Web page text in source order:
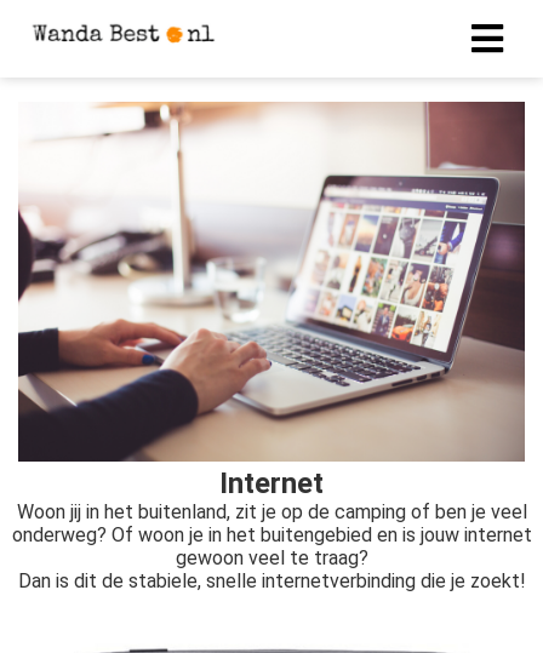
Internet
Woon jij in het buitenland, zit je op de camping of ben je veel
onderweg? Of woon je in het buitengebied en is jouw internet
gewoon veel te traag?
Dan is dit de stabiele, snelle internetverbinding die je zoekt!